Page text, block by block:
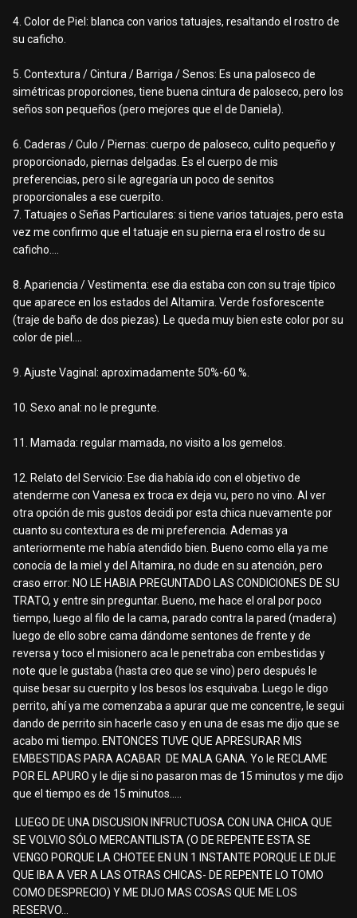
4. Color de Piel: blanca con varios tatuajes, resaltando el rostro de
su caficho.
5. Contextura / Cintura / Barriga / Senos: Es una paloseco de
simétricas proporciones, tiene buena cintura de paloseco, pero los
seños son pequeños (pero mejores que el de Daniela).
6. Caderas / Culo / Piernas: cuerpo de paloseco, culito pequeño y
proporcionado, piernas delgadas. Es el cuerpo de mis
preferencias, pero si le agregaría un poco de senitos
proporcionales a ese cuerpito.
7. Tatuajes o Señas Particulares: si tiene varios tatuajes, pero esta
vez me confirmo que el tatuaje en su pierna era el rostro de su
caficho….
8. Apariencia / Vestimenta: ese dia estaba con con su traje típico
que aparece en los estados del Altamira. Verde fosforescente
(traje de baño de dos piezas). Le queda muy bien este color por su
color de piel….
9. Ajuste Vaginal: aproximadamente 50%-60 %.
10. Sexo anal: no le pregunte.
11. Mamada: regular mamada, no visito a los gemelos.
12. Relato del Servicio: Ese dia había ido con el objetivo de
atenderme con Vanesa ex troca ex deja vu, pero no vino. Al ver
otra opción de mis gustos decidi por esta chica nuevamente por
cuanto su contextura es de mi preferencia. Ademas ya
anteriormente me había atendido bien. Bueno como ella ya me
conocía de la miel y del Altamira, no dude en su atención, pero
craso error: NO LE HABIA PREGUNTADO LAS CONDICIONES DE SU
TRATO, y entre sin preguntar. Bueno, me hace el oral por poco
tiempo, luego al filo de la cama, parado contra la pared (madera)
luego de ello sobre cama dándome sentones de frente y de
reversa y toco el misionero aca le penetraba con embestidas y
note que le gustaba (hasta creo que se vino) pero después le
quise besar su cuerpito y los besos los esquivaba. Luego le digo
perrito, ahí ya me comenzaba a apurar que me concentre, le segui
dando de perrito sin hacerle caso y en una de esas me dijo que se
acabo mi tiempo. ENTONCES TUVE QUE APRESURAR MIS
EMBESTIDAS PARA ACABAR DE MALA GANA. Yo le RECLAME
POR EL APURO y le dije si no pasaron mas de 15 minutos y me dijo
que el tiempo es de 15 minutos…..
LUEGO DE UNA DISCUSION INFRUCTUOSA CON UNA CHICA QUE
SE VOLVIO SÓLO MERCANTILISTA (O DE REPENTE ESTA SE
VENGO PORQUE LA CHOTEE EN UN 1 INSTANTE PORQUE LE DIJE
QUE IBA A VER A LAS OTRAS CHICAS- DE REPENTE LO TOMO
COMO DESPRECIO) Y ME DIJO MAS COSAS QUE ME LOS
RESERVO…